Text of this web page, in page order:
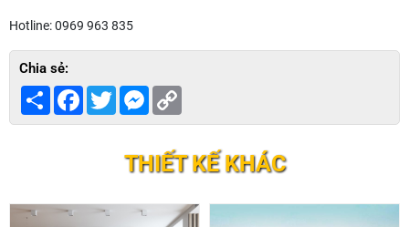
Hotline: 0969 963 835
Chia sẻ:
Share Facebook
TwitterMessenger
THIẾT KẾ KHÁC